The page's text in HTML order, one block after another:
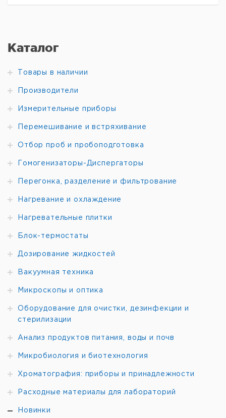
Каталог
Товары в наличии
Производители
Измерительные приборы
Перемешивание и встряхивание
Отбор проб и пробоподготовка
Гомогенизаторы-Диспергаторы
Перегонка, разделение и фильтрование
Нагревание и охлаждение
Нагревательные плитки
Блок-термостаты
Дозирование жидкостей
Вакуумная техника
Микроскопы и оптика
Оборудование для очистки, дезинфекции и
стерилизации
Анализ продуктов питания, воды и почв
Микробиология и биотехнология
Хроматография: приборы и принадлежности
Расходные материалы для лабораторий
Новинки